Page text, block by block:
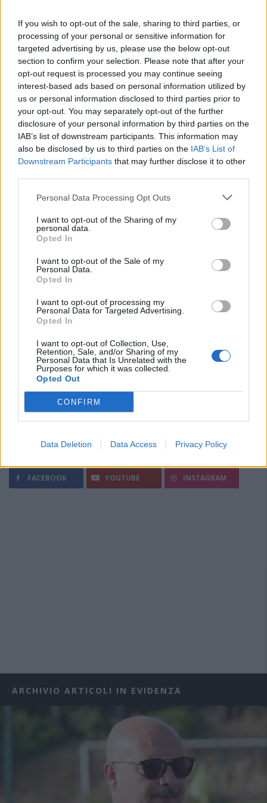
If you wish to opt-out of the sale, sharing to third parties, or
processing of your personal or sensitive information for
targeted advertising by us, please use the below opt-out
section to confirm your selection. Please note that after your
opt-out request is processed you may continue seeing
interest-based ads based on personal information utilized by
us or personal information disclosed to third parties prior to
your opt-out. You may separately opt-out of the further
disclosure of your personal information by third parties on the
IAB’s list of downstream participants. This information may
also be disclosed by us to third parties on the IAB’s List of
Downstream Participants that may further disclose it to other
Personal Data Processing Opt Outs
I want to opt-out of the Sharing of my
personal data.
Opted In
I want to opt-out of the Sale of my
Personal Data.
Opted In
I want to opt-out of processing my
Personal Data for Targeted Advertising.
Opted In
I want to opt-out of Collection, Use,
Retention, Sale, and/or Sharing of my
Personal Data that Is Unrelated with the
Purposes for which it was collected.
Opted Out
CONFIRM
Data Deletion Data Access Privacy Policy
Il Monastir riparte dai pilastri Masia, Pinna e
Aloia, il primo acquisto è Loru
7 Ago 2026
Gran colpo dell'Ossese, per la difesa c'è l'ex
Torres Riccardo Idda
7 Ago 2026
Il Monastir 1983 si trasforma da Associazione
Sportiva in Srl
7 Ago 2026
L'Ossese si prepara all'esordio in D: Forzati,
Cabrera, Tesio, Limongelli, Bolzicco e tanti
giovani tra i…
7 Ago 2026
FACEBOOK YOUTUBE INSTAGRAM
ARCHIVIO ARTICOLI IN EVIDENZA